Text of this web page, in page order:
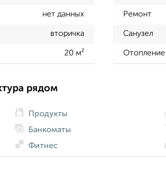
нет данных Ремонт
вторичка Санузел
20 м² Отопление
рядом
Продукты
Банкоматы
Фитнес